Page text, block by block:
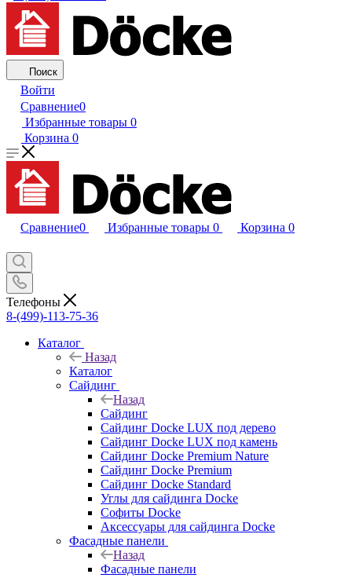
Поиск
Войти
Сравнение0
Избранные товары 0
Корзина 0
Сравнение0 Избранные товары 0 Корзина 0
Телефоны
8-(499)-113-75-36
Каталог
Назад
Каталог
Сайдинг
Назад
Сайдинг
Сайдинг Docke LUX под дерево
Сайдинг Docke LUX под камень
Сайдинг Docke Premium Nature
Сайдинг Docke Premium
Сайдинг Docke Standard
Углы для сайдинга Docke
Софиты Docke
Аксессуары для сайдинга Docke
Фасадные панели
Назад
Фасадные панели